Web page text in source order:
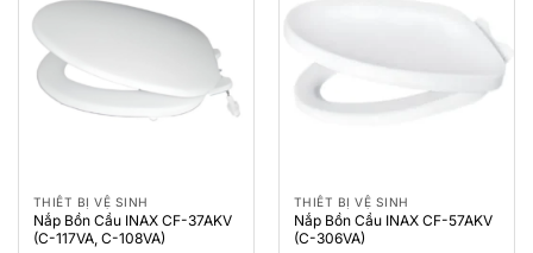
THIẾT BỊ VỆ SINH
Nắp Bồn Cầu INAX CF-37AKV
(C-117VA, C-108VA)
THIẾT BỊ VỆ SINH
Nắp Bồn Cầu INAX CF-57AKV
(C-306VA)